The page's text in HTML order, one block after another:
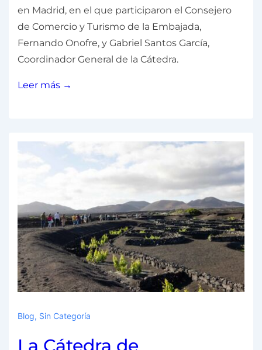
en Madrid, en el que participaron el Consejero
de Comercio y Turismo de la Embajada,
Fernando Onofre, y Gabriel Santos García,
Coordinador General de la Cátedra.
Leer más →
Blog, Sin Categoría
La Cátedra de